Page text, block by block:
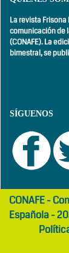
La revista
comunicación de
(CONAFE). La
bimestral,se
SÍGUENOS
girls
abaya
maltepe
otelCONAFE -
Española -